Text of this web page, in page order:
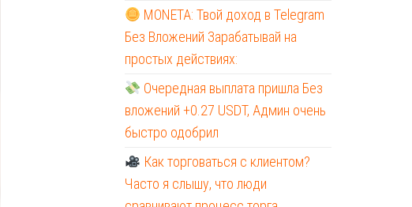
MONETA: Твой доход в Telegram
Без Вложений Зарабатывай на
простых действиях:
Очередная выплата пришла Без
вложений +0.27 USDT, Админ очень
быстро одобрил
Как торговаться с клиентом?
Часто я слышу, что люди